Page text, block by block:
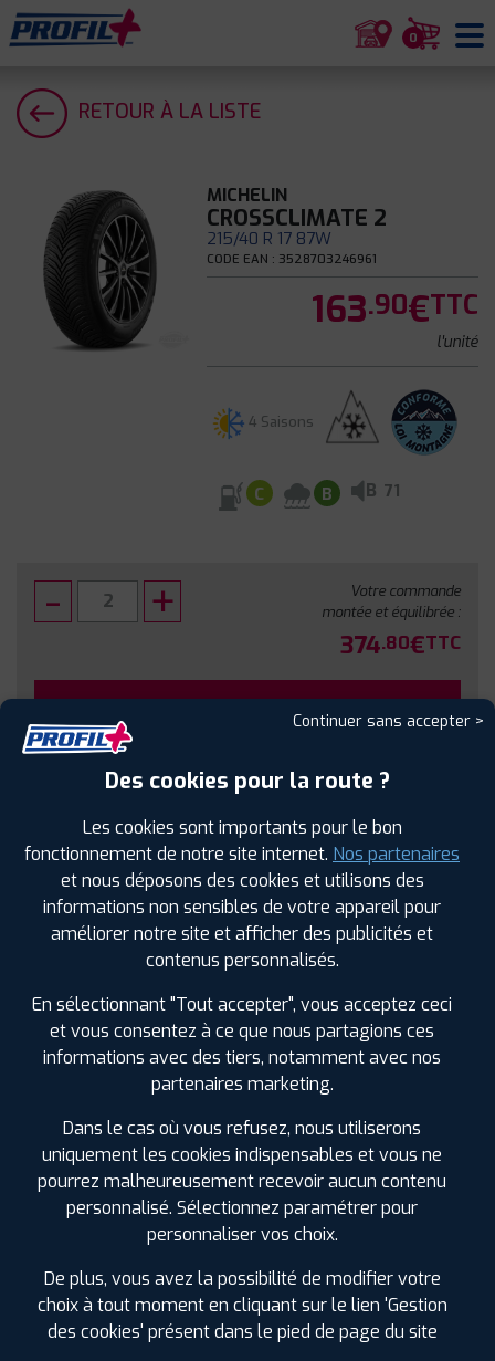
0
RETOUR À LA LISTE
MICHELIN
CROSSCLIMATE 2
215/40 R 17 87W
CODE EAN : 3528703246961
163.90€TTC
l'unité
4 Saisons
C B B 71
Votre commande
montée et équilibrée :
374.80€TTC
Sous réserve de disponibilité en agence
SPÉCIFICATIONS AVIS CLIENTS ÉTIQUETAGE
Continuer sans accepter >
Des cookies pour la route ?
Les cookies sont importants pour le bon
fonctionnement de notre site internet. Nos partenaires
et nous déposons des cookies et utilisons des
informations non sensibles de votre appareil pour
améliorer notre site et afficher des publicités et
contenus personnalisés.
En sélectionnant "Tout accepter", vous acceptez ceci
et vous consentez à ce que nous partagions ces
informations avec des tiers, notamment avec nos
partenaires marketing.
Dans le cas où vous refusez, nous utiliserons
uniquement les cookies indispensables et vous ne
pourrez malheureusement recevoir aucun contenu
personnalisé. Sélectionnez paramétrer pour
personnaliser vos choix.
De plus, vous avez la possibilité de modifier votre
choix à tout moment en cliquant sur le lien 'Gestion
des cookies' présent dans le pied de page du site